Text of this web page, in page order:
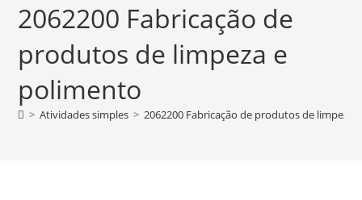
2062200 Fabricação de
produtos de limpeza e
polimento
> Atividades simples > 2062200 Fabricação de produtos de limpeza